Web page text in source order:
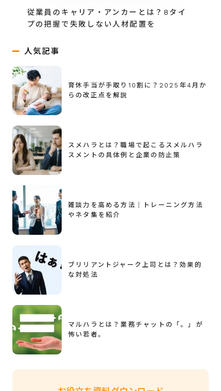
従業員のキャリア・アンカーとは？8タイ
プの把握で失敗しない人材配置を
人気記事
育休手当が手取り10割に？2025年4月か
らの改正点を解説
スメハラとは？職場で起こるスメルハラ
スメントの具体例と企業の防止策
雑談力を高める方法｜トレーニング方法
やネタ集を紹介
ブリリアントジャーク上司とは？効果的
な対処法
マルハラとは？業務チャットの「。」が
怖い若者。